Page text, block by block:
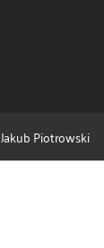
Piotrowski